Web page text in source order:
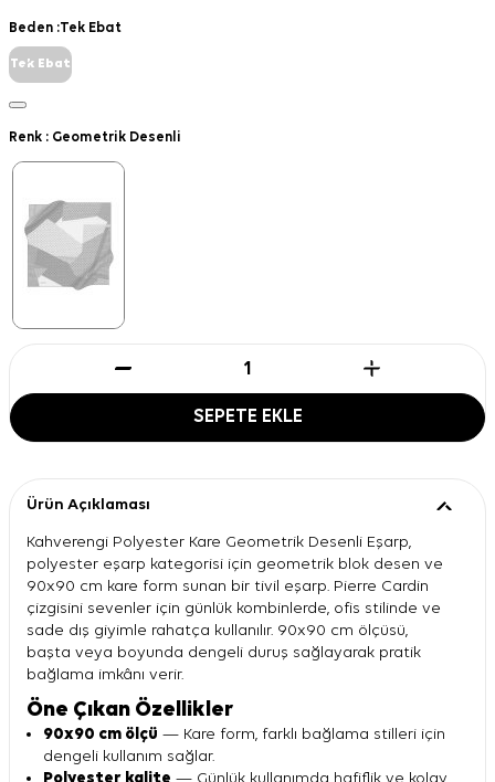
Beden :Tek Ebat
Tek Ebat
Renk : Geometrik Desenli
SEPETE EKLE
Ürün Açıklaması
Kahverengi Polyester Kare Geometrik Desenli Eşarp,
polyester eşarp kategorisi için geometrik blok desen ve
90x90 cm kare form sunan bir tivil eşarp. Pierre Cardin
çizgisini sevenler için günlük kombinlerde, ofis stilinde ve
sade dış giyimle rahatça kullanılır. 90x90 cm ölçüsü,
başta veya boyunda dengeli duruş sağlayarak pratik
bağlama imkânı verir.
Öne Çıkan Özellikler
90x90 cm ölçü — Kare form, farklı bağlama stilleri için
dengeli kullanım sağlar.
Polyester kalite — Günlük kullanımda hafiflik ve kolay